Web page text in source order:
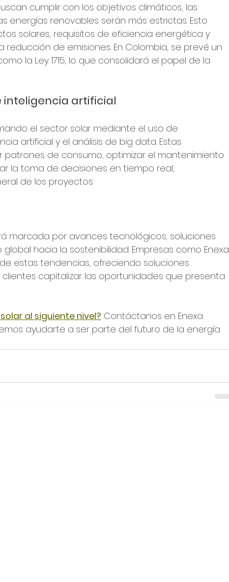
cumplir con los objetivos climáticos, las
energías renovables serán más estrictas. Esto
solares, requisitos de eficiencia energética y
de emisiones. En Colombia, se prevé un
la Ley 1715, lo que consolidará el papel de la
inteligencia artificial
el sector solar mediante el uso de
artificial y el análisis de big data. Estas
de consumo, optimizar el mantenimiento
la toma de decisiones en tiempo real,
de los proyectos.
marcada por avances tecnológicos, soluciones
hacia la sostenibilidad. Empresas como Enexa
estas tendencias, ofreciendo soluciones
capitalizar las oportunidades que presenta
al siguiente nivel? Contáctanos en Enexa
ayudarte a ser parte del futuro de la energía